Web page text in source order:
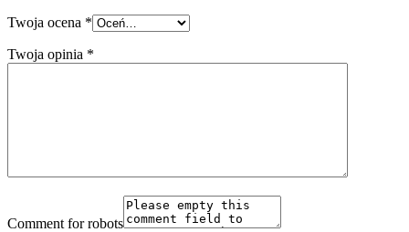
Twoja ocena *
Twoja opinia *
Comment for robots